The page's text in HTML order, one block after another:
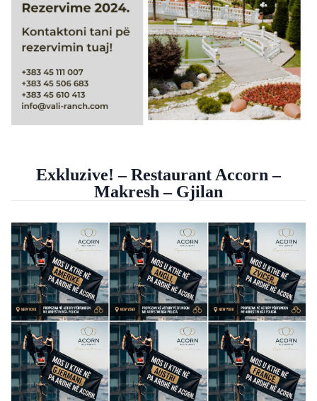
Exkluzive! – Restaurant Accorn –
Makresh – Gjilan